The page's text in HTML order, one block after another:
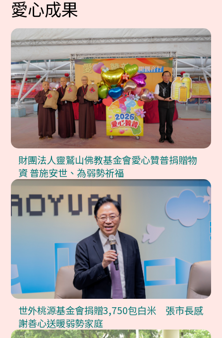
愛心成果
財團法人靈鷲山佛教基金會愛心贊普捐贈物
資 普施安世、為弱勢祈福
世外桃源基金會捐贈3,750包白米 張市長感
謝善心送暖弱勢家庭